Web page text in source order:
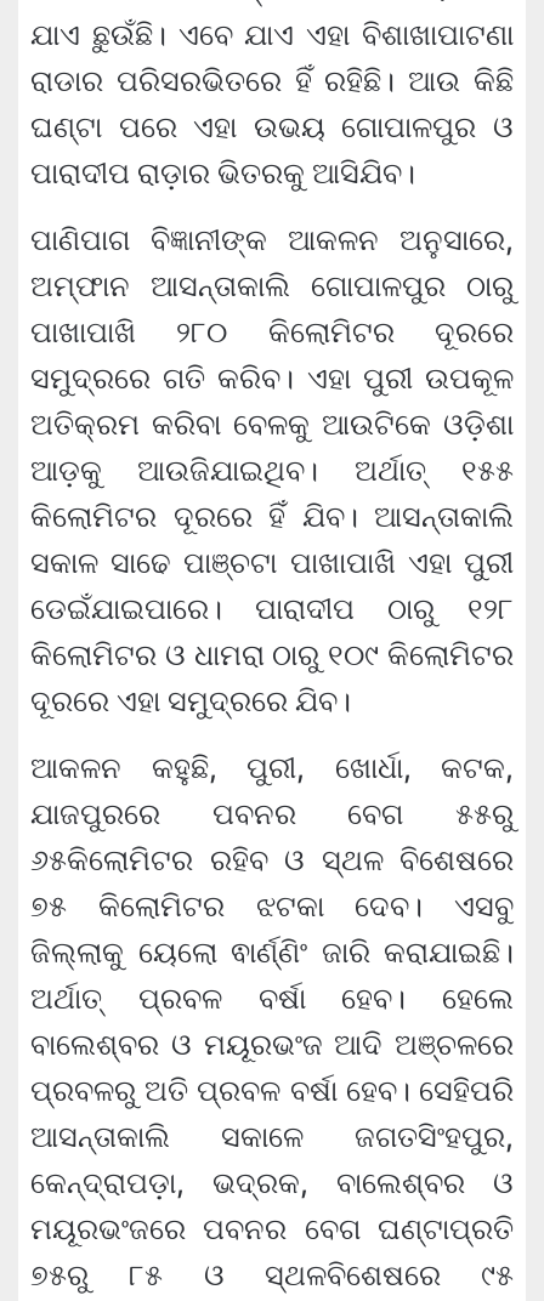
ଯାଏ ଛୁଉଁଛି। ଏବେ ଯାଏ ଏହା ବିଶାଖାପାଟଣା
ରାଡାର ପରିସରଭିତରେ ହିଁ ରହିଛି। ଆଉ କିଛି
ଘଣ୍ଟା ପରେ ଏହା ଉଭୟ ଗୋପାଳପୁର ଓ
ପାରାଦୀପ ରାଡ଼ାର ଭିତରକୁ ଆସିଯିବ।
ପାଣିପାଗ ବିଜ୍ଞାନୀଙ୍କ ଆକଳନ ଅନୁସାରେ,
ଅମ୍ଫାନ ଆସନ୍ତାକାଲି ଗୋପାଳପୁର ଠାରୁ
ପାଖାପାଖି ୨୮୦ କିଲୋମିଟର ଦୂରରେ
ସମୁଦ୍ରରେ ଗତି କରିବ। ଏହା ପୁରୀ ଉପକୂଳ
ଅତିକ୍ରମ କରିବା ବେଳକୁ ଆଉଟିକେ ଓଡ଼ିଶା
ଆଡ଼କୁ ଆଉଜିଯାଇଥିବ। ଅର୍ଥାତ୍ ୧୫୫
କିଲୋମିଟର ଦୂରରେ ହିଁ ଯିବ। ଆସନ୍ତାକାଲି
ସକାଳ ସାଢେ ପାଞ୍ଚଟା ପାଖାପାଖି ଏହା ପୁରୀ
ଡେଇଁଯାଇପାରେ। ପାରାଦୀପ ଠାରୁ ୧୨୮
କିଲୋମିଟର ଓ ଧାମରା ଠାରୁ ୧୦୯ କିଲୋମିଟର
ଦୂରରେ ଏହା ସମୁଦ୍ରରେ ଯିବ।
ଆକଳନ କହୁଛି, ପୁରୀ, ଖୋର୍ଧା, କଟକ,
ଯାଜପୁରରେ ପବନର ବେଗ ୫୫ରୁ
୬୫କିଲୋମିଟର ରହିବ ଓ ସ୍ଥଳ ବିଶେଷରେ
୭୫ କିଲୋମିଟର ଝଟକା ଦେବ। ଏସବୁ
ଜିଲ୍ଲାକୁ ୟେଲୋ ଵାର୍ଣ୍ଣିଂ ଜାରି କରାଯାଇଛି।
ଅର୍ଥାତ୍ ପ୍ରବଳ ବର୍ଷା ହେବ। ହେଲେ
ବାଲେଶ୍ବର ଓ ମୟୂରଭଂଜ ଆଦି ଅଞ୍ଚଳରେ
ପ୍ରବଳରୁ ଅତି ପ୍ରବଳ ବର୍ଷା ହେବ। ସେହିପରି
ଆସନ୍ତାକାଲି ସକାଳେ ଜଗତସିଂହପୁର,
କେନ୍ଦ୍ରାପଡ଼ା, ଭଦ୍ରକ, ବାଲେଶ୍ବର ଓ
ମୟୂରଭଂଜରେ ପବନର ବେଗ ଘଣ୍ଟାପ୍ରତି
୭୫ରୁ ୮୫ ଓ ସ୍ଥଳବିଶେଷରେ ୯୫